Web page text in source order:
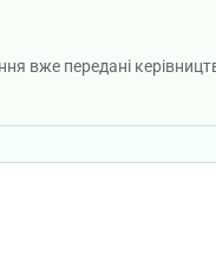
передані